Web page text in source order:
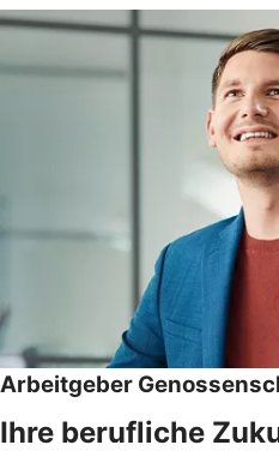
Arbeitgeber
Ihre berufliche